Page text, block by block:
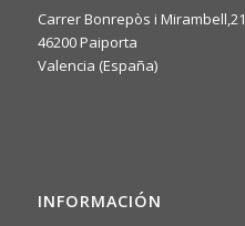
Carrer Bonrepòs i Mirambell,21
46200 Paiporta
Valencia (España)
INFORMACIÓN